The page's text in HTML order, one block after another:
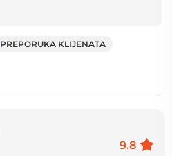
PREPORUKA KLIJENATA
9.8